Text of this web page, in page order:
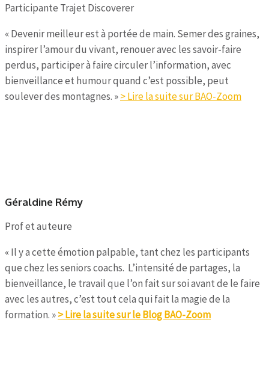
Participante Trajet Discoverer
« Devenir meilleur est à portée de main. Semer des graines,
inspirer l’amour du vivant, renouer avec les savoir-faire
perdus, participer à faire circuler l’information, avec
bienveillance et humour quand c’est possible, peut
soulever des montagnes. »> Lire la suite sur BAO-Zoom
Géraldine Rémy
Prof et auteure
« Il y a cette émotion palpable, tant chez les participants
que chez les seniors coachs. L’intensité de partages, la
bienveillance, le travail que l’on fait sur soi avant de le faire
avec les autres, c’est tout cela qui fait la magie de la
formation. »> Lire la suite sur le Blog BAO-Zoom